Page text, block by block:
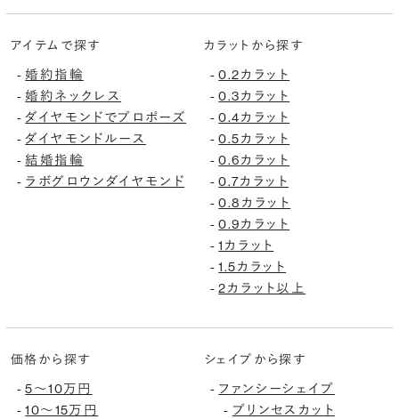
アイテムで探す
-婚約指輪
-婚約ネックレス
-ダイヤモンドでプロポーズ
-ダイヤモンドルース
-結婚指輪
- ラボグロウンダイヤモンド
カラットから探す
-0.2カラット
-0.3カラット
-0.4カラット
-0.5カラット
-0.6カラット
-0.7カラット
-0.8カラット
-0.9カラット
-1カラット
-1.5カラット
-2カラット以上
価格から探す
-5〜10万円
-10〜15万円
シェイプから探す
- ファンシーシェイプ
- プリンセスカット